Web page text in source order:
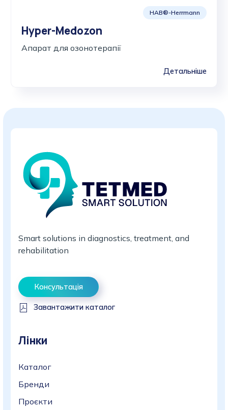
HAB®-Herrmann
Hyper-Medozon
Апарат для озонотерапії
Детальніше
Smart solutions in diagnostics, treatment, and
rehabilitation
Консультація
Завантажити каталог
Лінки
Каталог
Бренди
Проєкти